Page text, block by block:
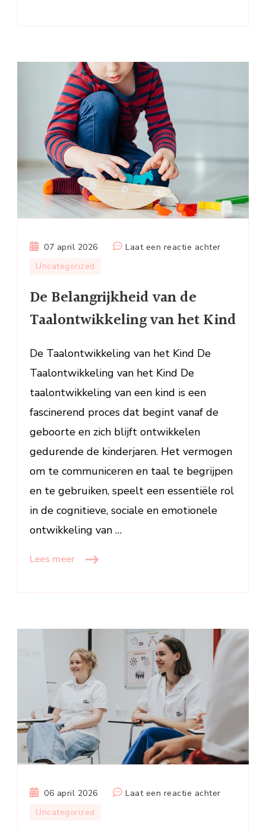
07 april 2026 Laat een reactie achterop
Uncategorized
De Belangrijkheid van de
Taalontwikkeling van het Kind
De Taalontwikkeling van het Kind De
Taalontwikkeling van het Kind De
taalontwikkeling van een kind is een
fascinerend proces dat begint vanaf de
geboorte en zich blijft ontwikkelen
gedurende de kinderjaren. Het vermogen
om te communiceren en taal te begrijpen
en te gebruiken, speelt een essentiële rol
in de cognitieve, sociale en emotionele
ontwikkeling van …
Lees meer
06 april 2026 Laat een reactie achterop
Uncategorized